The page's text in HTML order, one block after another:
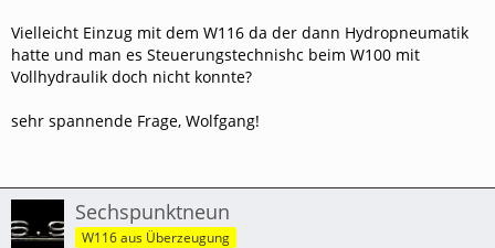
Vielleicht Einzug mit dem W116 da der dann Hydropneumatik
hatte und man es Steuerungstechnishc beim W100 mit
Vollhydraulik doch nicht konnte?
sehr spannende Frage, Wolfgang!
Sechspunktneun
W116 aus Überzeugung